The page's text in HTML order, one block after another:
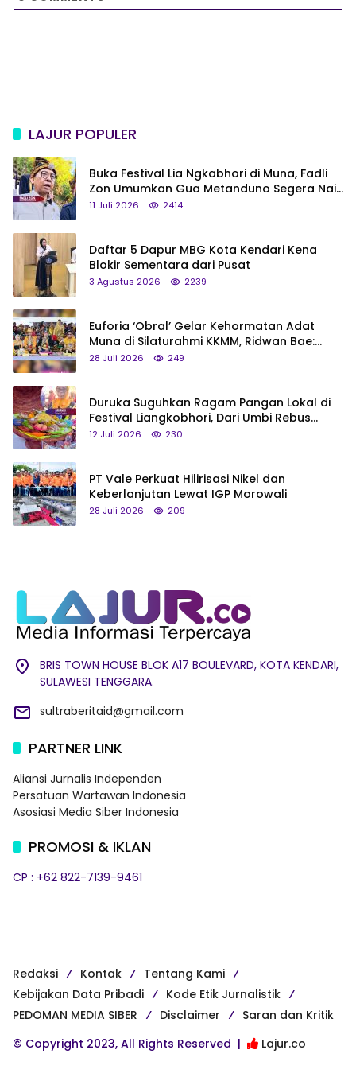
LAJUR POPULER
Buka Festival Lia Ngkabhori di Muna, Fadli
Zon Umumkan Gua Metanduno Segera Naik
Status Jadi Cagar Budaya Nasional
11 Juli 2026 2414
Daftar 5 Dapur MBG Kota Kendari Kena
Blokir Sementara dari Pusat
3 Agustus 2026 2239
Euforia ‘Obral’ Gelar Kehormatan Adat
Muna di Silaturahmi KKMM, Ridwan Bae:
Saya Bukan Tipe Begitu, Belum Pantas!
28 Juli 2026 249
Duruka Suguhkan Ragam Pangan Lokal di
Festival Liangkobhori, Dari Umbi Rebus
hingga Tumpeng Beras Muna
12 Juli 2026 230
PT Vale Perkuat Hilirisasi Nikel dan
Keberlanjutan Lewat IGP Morowali
28 Juli 2026 209
BRIS TOWN HOUSE BLOK A17 BOULEVARD, KOTA KENDARI,
SULAWESI TENGGARA.
sultraberitaid@gmail.com
PARTNER LINK
Aliansi Jurnalis Independen
Persatuan Wartawan Indonesia
Asosiasi Media Siber Indonesia
PROMOSI & IKLAN
CP : +62 822-7139-9461
Redaksi Kontak
Tentang Kami
Kebijakan Data Pribadi
Kode Etik Jurnalistik
PEDOMAN MEDIA SIBER
Disclaimer
Saran dan Kritik
© Copyright 2023, All Rights Reserved |
Lajur.co